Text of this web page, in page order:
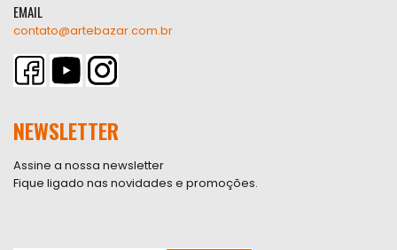
EMAIL
contato@artebazar.com.br
NEWSLETTER
Assine a nossa newsletter
Fique ligado nas novidades e promoções.